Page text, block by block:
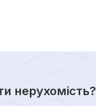
нерухомість?